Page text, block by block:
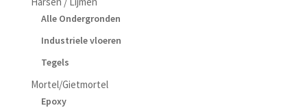
Alle Ondergronden
Industriele vloeren
Tegels
Mortel/Gietmortel
Epoxy